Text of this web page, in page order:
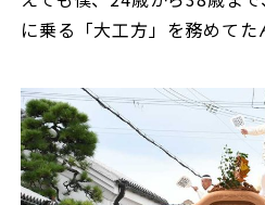
に乗る「大工方」を務めてた